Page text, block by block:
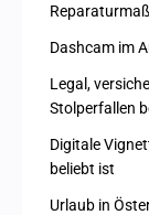
Dashcam im
Legal,
Stolperfallen
Digitale
beliebt ist
Urlaub in